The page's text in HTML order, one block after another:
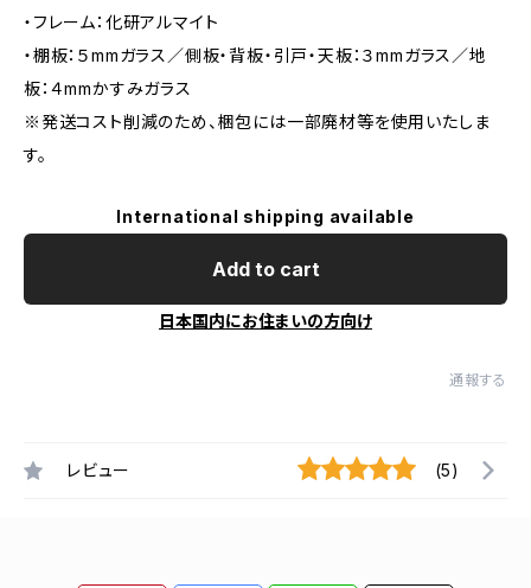
・フレーム：化研アルマイト
・棚板：５mmガラス／側板・背板・引戸・天板：３mmガラス／地
板：４mmかすみガラス
※発送コスト削減のため、梱包には一部廃材等を使用いたしま
す。
International shipping available
Add to cart
日本国内にお住まいの方向け
通報する
レビュー (5)